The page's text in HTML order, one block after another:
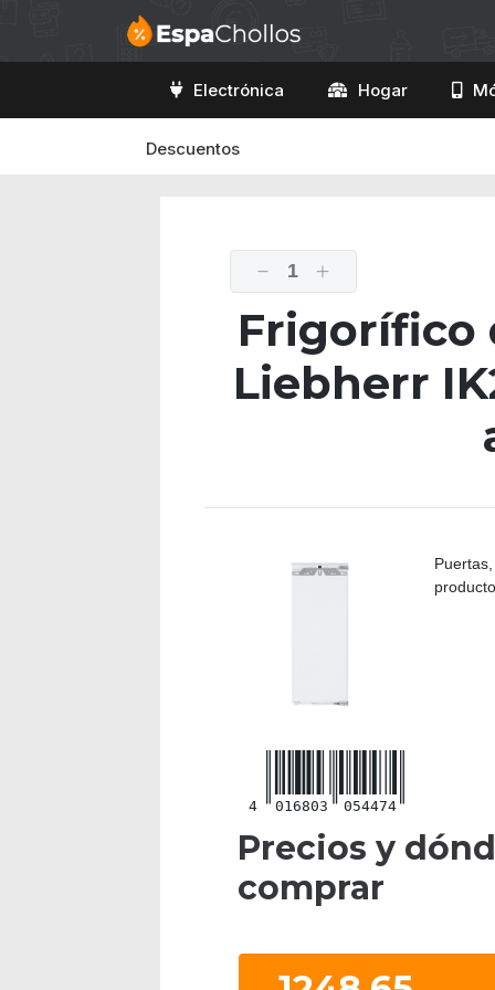
Electrónica Hogar
Descuentos
1
Frigorífico
Liebherr
4 016803 054474
Precios y
comprar